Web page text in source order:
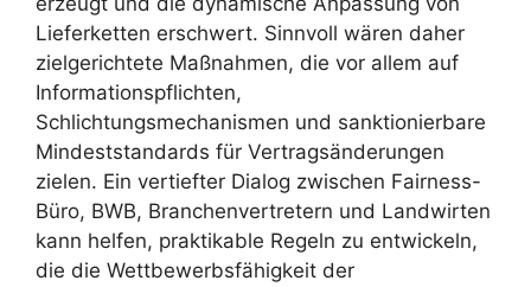
Lieferketten erschwert. Sinnvoll wären daher
zielgerichtete Maßnahmen, die vor allem auf
Informationspflichten,
Schlichtungsmechanismen und sanktionierbare
Mindeststandards für Vertragsänderungen
zielen. Ein vertiefter Dialog zwischen Fairness-
Büro, BWB, Branchenvertretern und Landwirten
kann helfen, praktikable Regeln zu entwickeln,
die die Wettbewerbsfähigkeit der